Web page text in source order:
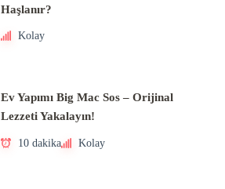
Haşlanır?
Kolay
Ev Yapımı Big Mac Sos – Orijinal
Lezzeti Yakalayın!
10 dakika Kolay